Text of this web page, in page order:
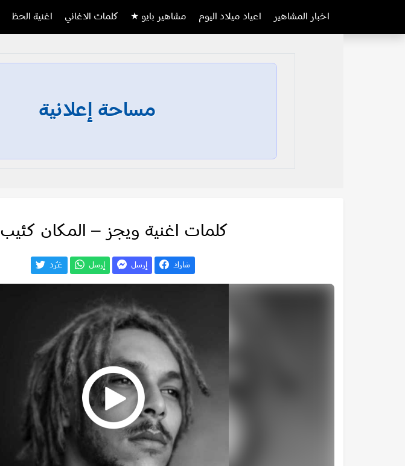
اخبار المشاهير اعياد ميلاد اليوم مشاهير بايو ★ كلمات الاغاني اغنية الحظ
مساحة إعلانية
كلمات اغنية ويجز – المكان كئيب
شارك إرسل إرسل غـّرد